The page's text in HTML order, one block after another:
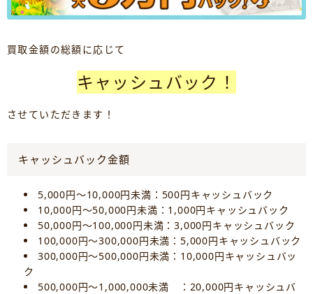
買取金額の総額に応じて
キャッシュバック！
させていただきます！
キャッシュバック金額
5,000円～10,000円未満：500円キャッシュバック
10,000円～50,000円未満：1,000円キャッシュバック
50,000円～100,000円未満：3,000円キャッシュバック
100,000円～300,000円未満：5,000円キャッシュバック
300,000円～500,000円未満：10,000円キャッシュバッ
ク
500,000円～1,000,000未満 ：20,000円キャッシュバ